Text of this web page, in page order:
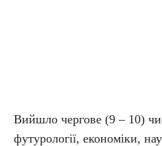
Вийшло чергове (9 – 10)
футурології, економіки,